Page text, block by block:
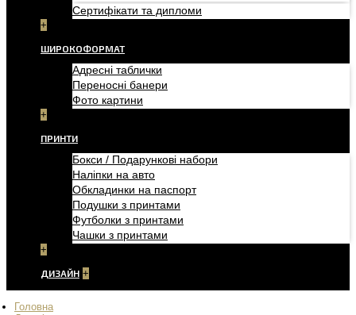
Сертифікати та дипломи
+
ШИРОКОФОРМАТ
Адресні таблички
Переносні банери
Фото картини
+
ПРИНТИ
Бокси / Подарункові набори
Наліпки на авто
Обкладинки на паспорт
Подушки з принтами
Футболки з принтами
Чашки з принтами
+
ДИЗАЙН +
Головна